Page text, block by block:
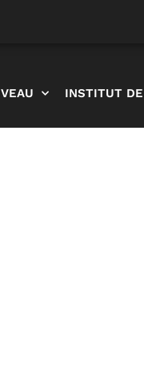
INSTITUT